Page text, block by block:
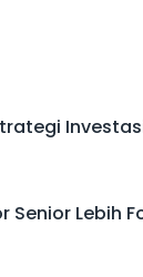
Senior Lebih